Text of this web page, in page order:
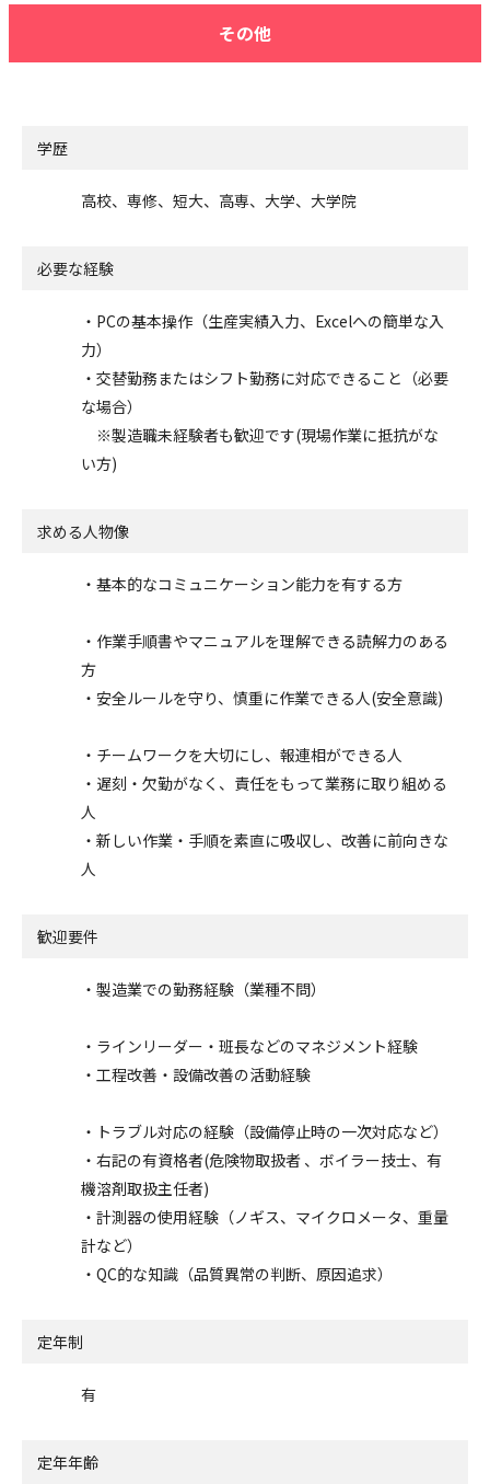
その他
学歴
高校、専修、短大、高専、大学、大学院
必要な経験
・PCの基本操作（生産実績入力、Excelへの簡単な入
力）
・交替勤務またはシフト勤務に対応できること（必要
な場合）
※製造職未経験者も歓迎です(現場作業に抵抗がな
い方)
求める人物像
・基本的なコミュニケーション能力を有する方
・作業手順書やマニュアルを理解できる読解力のある
方
・安全ルールを守り、慎重に作業できる人(安全意識)
・チームワークを大切にし、報連相ができる人
・遅刻・欠勤がなく、責任をもって業務に取り組める
人
・新しい作業・手順を素直に吸収し、改善に前向きな
人
歓迎要件
・製造業での勤務経験（業種不問）
・ラインリーダー・班長などのマネジメント経験
・工程改善・設備改善の活動経験
・トラブル対応の経験（設備停止時の一次対応など）
・右記の有資格者(危険物取扱者 、ボイラー技士、有
機溶剤取扱主任者)
・計測器の使用経験（ノギス、マイクロメータ、重量
計など）
・QC的な知識（品質異常の判断、原因追求）
定年制
有
定年年齢